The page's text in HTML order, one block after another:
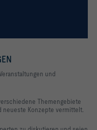
und
Themengebiete
Konzepte vermittelt.